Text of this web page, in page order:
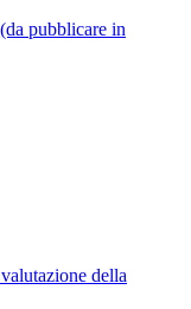
pubblicare in
della